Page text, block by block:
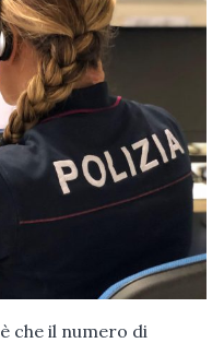
che il numero di